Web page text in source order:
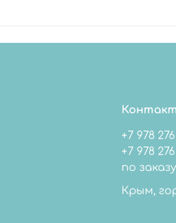
+7 978
+7 978 276
по
Крым,